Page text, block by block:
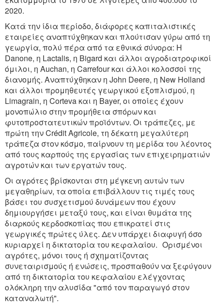
2020.
Κατά την ίδια περίοδο, διάφορες καπιταλιστικές
εταιρείες αναπτύχθηκαν και πλούτισαν γύρω από τη
γεωργία, πολύ πέρα από τα εθνικά σύνορα: Η
Danone, η Lactalis, η Bigard και άλλοι αγροδιατροφικοί
όμιλοι, η Auchan, η Carrefour και άλλοι κολοσσοί της
διανομής. Αναπτύχθηκαν η John Deere, η New Holland
και άλλοι προμηθευτές γεωργικού εξοπλισμού, η
Limagrain, η Corteva και η Bayer, οι οποίες έχουν
μονοπώλιο στην προμήθεια σπόρων και
φυτοπροστατευτικών προϊόντων. Οι τράπεζες, με
πρώτη την Crédit Agricole, τη δέκατη μεγαλύτερη
τράπεζα στον κόσμο, παίρνουν τη μερίδα του λέοντος
από τους καρπούς της εργασίας των επιχειρηματιών
αγροτών και των εργατών τους.
Οι αγρότες βρίσκονται στη μέγκενη αυτών των
μεγαθηρίων, τα οποία επιβάλλουν τις τιμές τους
βάσει του συσχετισμού δυνάμεων που έχουν
δημιουργήσει μεταξύ τους, και είναι θυμάτα της
διαρκούς κερδοσκοπίας που επικρατεί στις
γεωργικές πρώτες ύλες. Δεν υπάρχει διαφυγή όσο
κυριαρχεί η δικτατορία του κεφαλαίου. Ορισμένοι
αγρότες, μόνοι τους ή σχηματίζοντας
συνεταιρισμούς ή ενώσεις, προσπαθούν να ξεφύγουν
από τη δικτατορία του κεφαλαίου ελέγχοντας
ολόκληρη την αλυσίδα "από τον παραγωγό στον
καταναλωτή".